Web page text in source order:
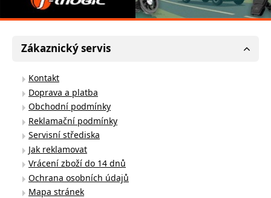
Zákaznický servis
Kontakt
Doprava a platba
Obchodní podmínky
Reklamační podmínky
Servisní střediska
Jak reklamovat
Vrácení zboží do 14 dnů
Ochrana osobních údajů
Mapa stránek